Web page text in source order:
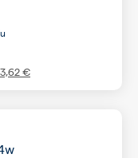
3,62 €